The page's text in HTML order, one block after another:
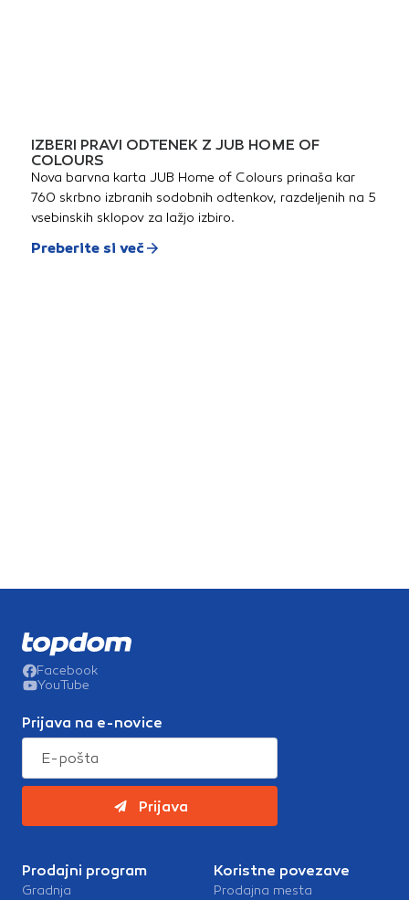
IZBERI PRAVI ODTENEK Z JUB HOME OF
COLOURS
Nova barvna karta JUB Home of Colours prinaša kar
760 skrbno izbranih sodobnih odtenkov, razdeljenih na 5
vsebinskih sklopov za lažjo izbiro.
Preberite si več
Facebook
YouTube
Prijava na e-novice
Prijava
Prodajni program
Gradnja
Koristne povezave
Prodajna mesta